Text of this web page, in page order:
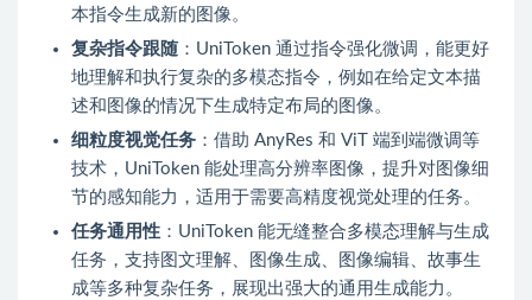
本指令生成新的图像。
复杂指令跟随 ：UniToken 通过指令强化微调，能更好
地理解和执行复杂的多模态指令，例如在给定文本描
述和图像的情况下生成特定布局的图像。
细粒度视觉任务 ：借助 AnyRes 和 ViT 端到端微调等
技术，UniToken 能处理高分辨率图像，提升对图像细
节的感知能力，适用于需要高精度视觉处理的任务。
任务通用性 ：UniToken 能无缝整合多模态理解与生成
任务，支持图文理解、图像生成、图像编辑、故事生
成等多种复杂任务，展现出强大的通用生成能力。